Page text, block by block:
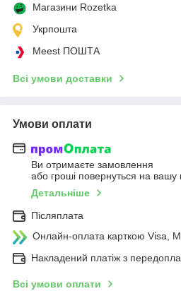
Магазини Rozetka
Укрпошта
Meest ПОШТА
Всі умови доставки
Умови оплати
Ви отримаєте замовлення
або гроші повернуться на вашу
Детальніше
Післяплата
Онлайн-оплата карткою Visa,
Накладений платіж з
Всі умови оплати